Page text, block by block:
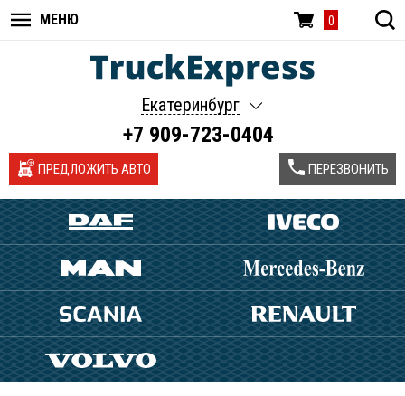
МЕНЮ 0
Екатеринбург
+7 909-723-0404
ПРЕДЛОЖИТЬ АВТО